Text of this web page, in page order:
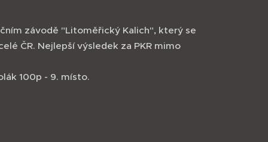
závodě "Litoměřický Kalich", který se
ČR. Nejlepší výsledek za PKR mimo
100p - 9. místo.